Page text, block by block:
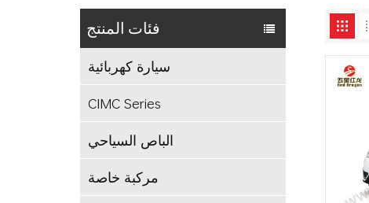
فئات المنتج
سيارة كهربائية
CIMC Series
الباص السياحي
مركبة خاصة